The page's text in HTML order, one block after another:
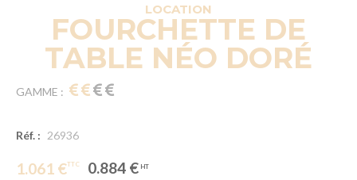
LOCATION
FOURCHETTE DE
TABLE NÉO DORÉ
GAMME :
Réf. : 26936
1.061 € 0.884 €